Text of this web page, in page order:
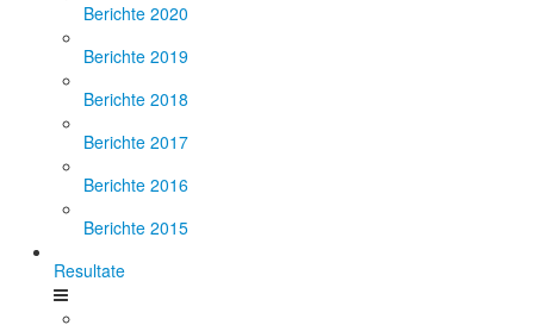
Berichte 2020
Berichte 2019
Berichte 2018
Berichte 2017
Berichte 2016
Berichte 2015
Resultate